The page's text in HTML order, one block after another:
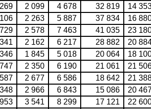
2 099 4 678 32 819
14
2 263 5 887 37 834
16
2 578 7 463 41 035
23
2 162 6 217 28 882
20
1 845 5 018 20 064
18
2 350 6 190 21 061
21
2 677 6 586 18 642
21
2 966 6 843 15 086
20
3 541 8 299 17 121
22